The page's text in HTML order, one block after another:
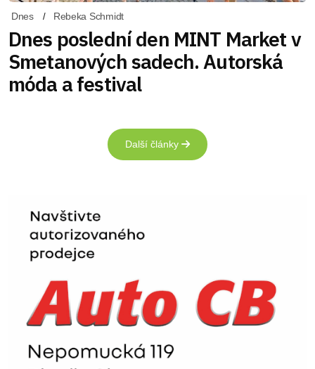
Dnes Rebeka Schmidt
Dnes poslední den MINT Market v
Smetanových sadech. Autorská
móda a festival
Další články